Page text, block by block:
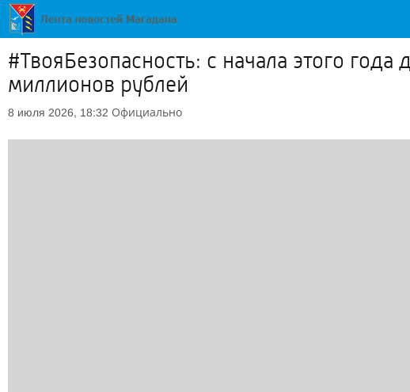
#ТвояБезопасность: с начала этого
миллионов рублей
8 июля 2026, 18:32 Официально